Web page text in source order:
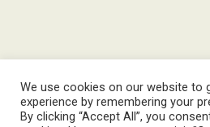
We use cookies on our website to
experience by remembering your
By clicking “Accept All”, you